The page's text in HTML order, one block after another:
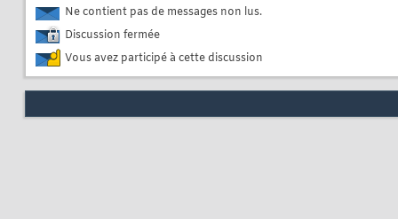
Ne contient pas de messages non lus.
Discussion fermée
Vous avez participé à cette discussion